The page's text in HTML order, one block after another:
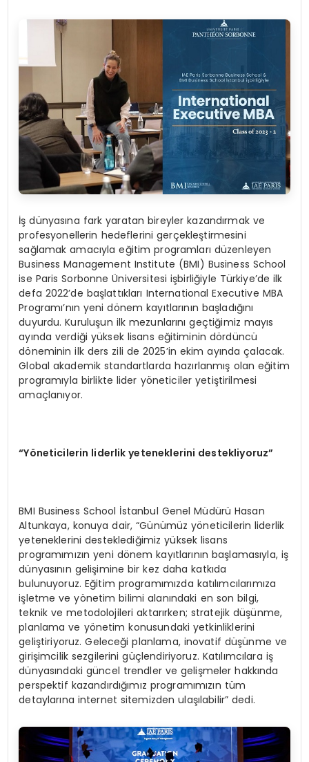
İş dünyasına fark yaratan bireyler kazandırmak ve
profesyonellerin hedeflerini gerçekleştirmesini
sağlamak amacıyla eğitim programları düzenleyen
Business Management Institute (BMI) Business School
ise Paris Sorbonne Üniversitesi işbirliğiyle Türkiye’de ilk
defa 2022’de başlattıkları International Executive MBA
Programı’nın yeni dönem kayıtlarının başladığını
duyurdu. Kuruluşun ilk mezunlarını geçtiğimiz mayıs
ayında verdiği yüksek lisans eğitiminin dördüncü
döneminin ilk ders zili de 2025’in ekim ayında çalacak.
Global akademik standartlarda hazırlanmış olan eğitim
programıyla birlikte lider yöneticiler yetiştirilmesi
amaçlanıyor.
“Yöneticilerin liderlik yeteneklerini destekliyoruz”
BMI Business School İstanbul Genel Müdürü Hasan
Altunkaya, konuya dair, “Günümüz yöneticilerin liderlik
yeteneklerini desteklediğimiz yüksek lisans
programımızın yeni dönem kayıtlarının başlamasıyla, iş
dünyasının gelişimine bir kez daha katkıda
bulunuyoruz. Eğitim programımızda katılımcılarımıza
işletme ve yönetim bilimi alanındaki en son bilgi,
teknik ve metodolojileri aktarırken; stratejik düşünme,
planlama ve yönetim konusundaki yetkinliklerini
geliştiriyoruz. Geleceği planlama, inovatif düşünme ve
girişimcilik sezgilerini güçlendiriyoruz. Katılımcılara iş
dünyasındaki güncel trendler ve gelişmeler hakkında
perspektif kazandırdığımız programımızın tüm
detaylarına internet sitemizden ulaşılabilir” dedi.